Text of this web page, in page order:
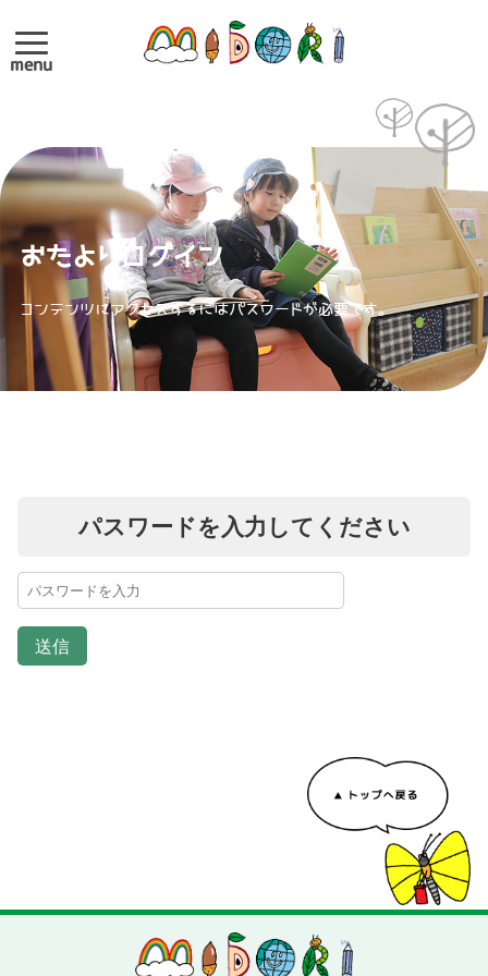
menu
おたよりログイン
コンテンツにアクセスするにはパスワードが必要です。
パスワードを入力してください
送信